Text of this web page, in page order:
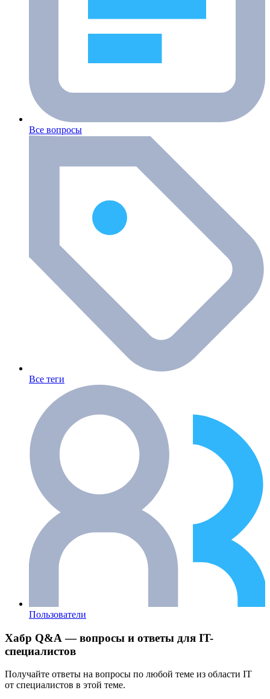
Все вопросы
Все теги
Пользователи
Хабр Q&A — вопросы и ответы для IT-
специалистов
Получайте ответы на вопросы по любой теме из области IT
от специалистов в этой теме.